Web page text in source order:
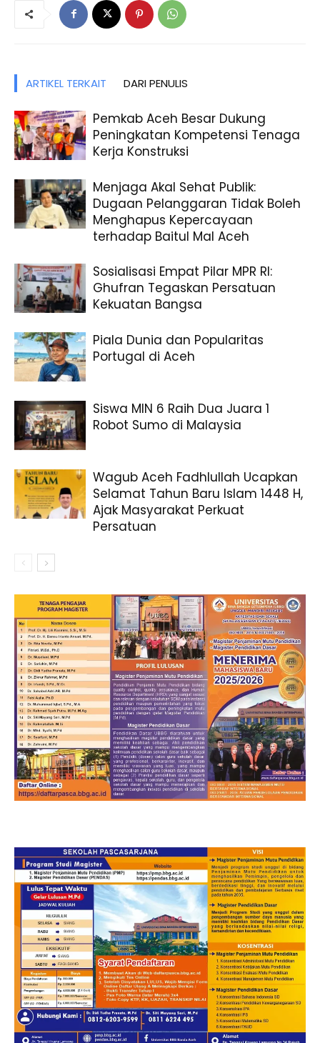
ARTIKEL TERKAIT DARI PENULIS
Pemkab Aceh Besar Dukung
Peningkatan Kompetensi Tenaga
Kerja Konstruksi
Menjaga Akal Sehat Publik:
Dugaan Pelanggaran Tidak Boleh
Menghapus Kepercayaan
terhadap Baitul Mal Aceh
Sosialisasi Empat Pilar MPR RI:
Ghufran Tegaskan Persatuan
Kekuatan Bangsa
Piala Dunia dan Popularitas
Portugal di Aceh
Siswa MIN 6 Raih Dua Juara 1
Robot Sumo di Malaysia
Wagub Aceh Fadhlullah Ucapkan
Selamat Tahun Baru Islam 1448 H,
Ajak Masyarakat Perkuat
Persatuan